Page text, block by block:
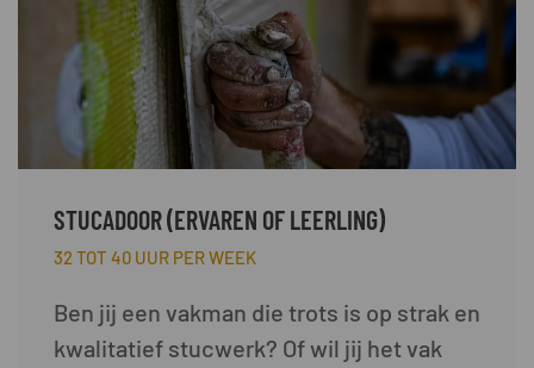
STUCADOOR (ERVAREN OF LEERLING)
32 TOT 40 UUR PER WEEK
Ben jij een vakman die trots is op strak en
kwalitatief stucwerk? Of wil jij het vak